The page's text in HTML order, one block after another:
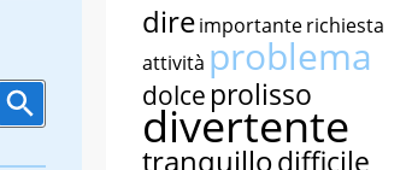
direimportanterichiesta
attività problema
dolce prolisso
divertente
tranquillodifficile